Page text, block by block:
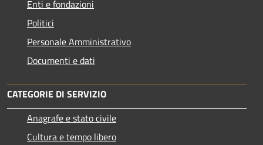
Enti e fondazioni
Politici
Personale Amministrativo
Documenti e dati
CATEGORIE DI SERVIZIO
Anagrafe e stato civile
Cultura e tempo libero